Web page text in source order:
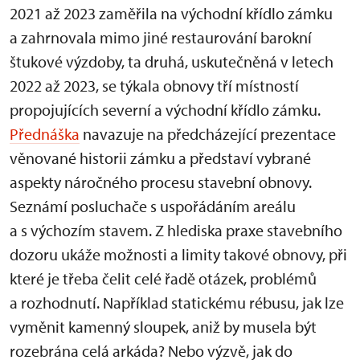
2021 až 2023 zaměřila na východní křídlo zámku
a zahrnovala mimo jiné restaurování barokní
štukové výzdoby, ta druhá, uskutečněná v letech
2022 až 2023, se týkala obnovy tří místností
propojujících severní a východní křídlo zámku.
Přednáška navazuje na předcházející prezentace
věnované historii zámku a představí vybrané
aspekty náročného procesu stavební obnovy.
Seznámí posluchače s uspořádáním areálu
a s výchozím stavem. Z hlediska praxe stavebního
dozoru ukáže možnosti a limity takové obnovy, při
které je třeba čelit celé řadě otázek, problémů
a rozhodnutí. Například statickému rébusu, jak lze
vyměnit kamenný sloupek, aniž by musela být
rozebrána celá arkáda? Nebo výzvě, jak do